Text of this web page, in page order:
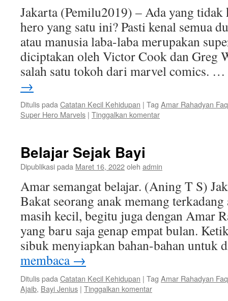
Jakarta (Pemilu2019) – Ada yang tidak
hero yang satu ini? Pasti kenal semua
atau manusia laba-laba merupakan
diciptakan oleh Victor Cook dan Greg
salah satu tokoh dari marvel comics. …
→
Ditulis pada Catatan Kecil Kehidupan | Tag Amar Rahadyan
Super Hero Marvels | Tinggalkan komentar
Belajar Sejak Bayi
Dipublikasi pada Maret 16, 2022oleh admin
Amar semangat belajar. (Aning T S)
Bakat seorang anak memang
masih kecil, begitu juga dengan Amar
yang baru saja genap empat bulan.
sibuk menyiapkan bahan-bahan
membaca →
Ditulis pada Catatan Kecil Kehidupan | Tag Amar Rahadyan
Ajaib, Bayi Jenius | Tinggalkan komentar